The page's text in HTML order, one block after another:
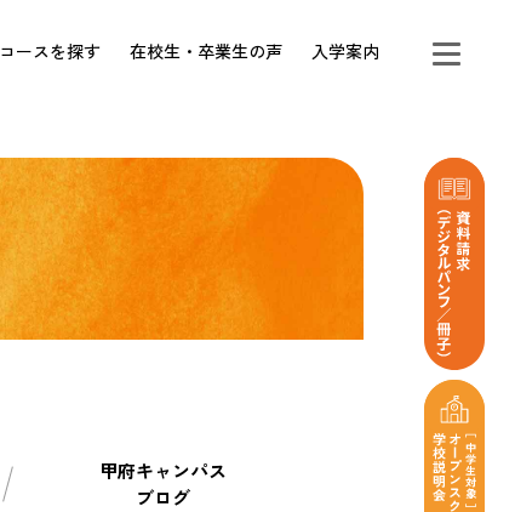
コースを探す 在校生・卒業生の声 入学案内
甲府キャンパス
ブログ